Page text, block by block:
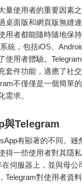
量使用者的重要因素
桌面版和網頁版無縫
用者都能隨時隨地保
統，包括iOS、
使用者體驗。
套件功能，適應了社
不僅僅是一個簡單
需求。
與Telegram
有顯著的不同。
一些使用者對其隱
伺服器上，並與母
Telegram對使用者資